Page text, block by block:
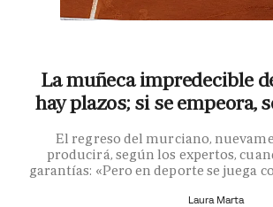
La muñeca impredecible
hay plazos; si se empeora,
El regreso del murciano,
producirá, según los expertos,
garantías: «Pero en deporte se juega
Laura Marta